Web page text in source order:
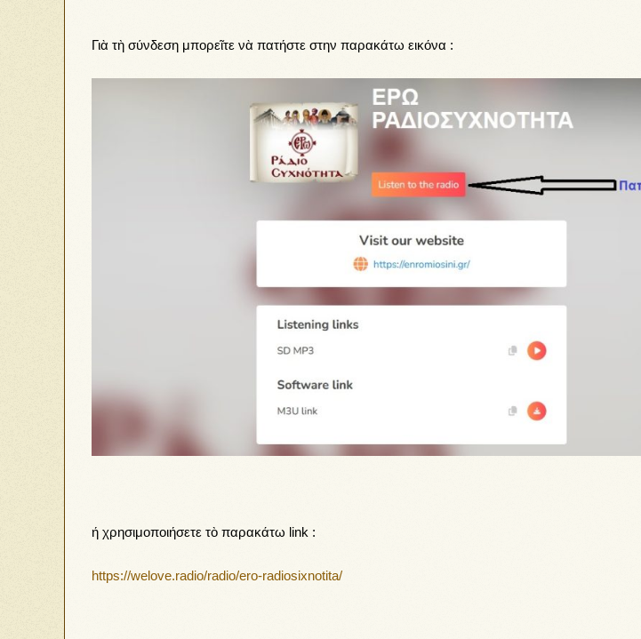
Γιὰ τὴ σύνδεση μπορεῖτε νὰ πατήστε στην παρακάτω εικόνα :
ή χρησιμοποιήσετε τὸ παρακάτω link :
https://welove.radio/radio/ero-radiosixnotita/